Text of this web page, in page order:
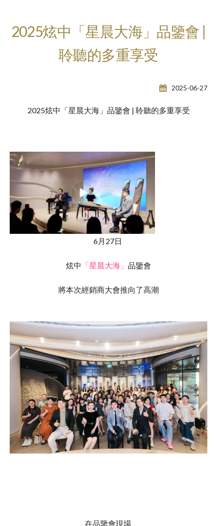
2025炫中「星晨大海」品鑒會 |
聆聽的多重享受
2025-06-27
2025炫中「星晨大海」品鑒會 | 聆聽的多重享受
6月27日
炫中 「星晨大海」 品鑒會
將本次經銷商大會推向了高潮
在品鑒會現場